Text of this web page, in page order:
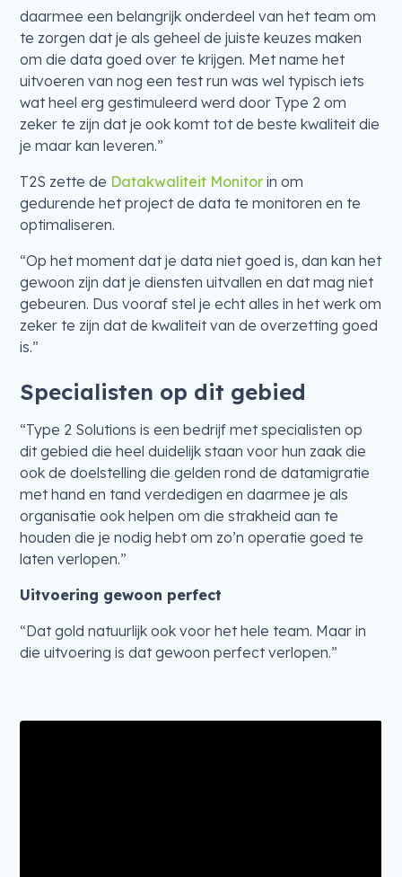
daarmee een belangrijk onderdeel van het team om
te zorgen dat je als geheel de juiste keuzes maken
om die data goed over te krijgen. Met name het
uitvoeren van nog een test run was wel typisch iets
wat heel erg gestimuleerd werd door Type 2 om
zeker te zijn dat je ook komt tot de beste kwaliteit die
je maar kan leveren.”
T2S zette de Datakwaliteit Monitor in om
gedurende het project de data te monitoren en te
optimaliseren.
“Op het moment dat je data niet goed is, dan kan het
gewoon zijn dat je diensten uitvallen en dat mag niet
gebeuren. Dus vooraf stel je echt alles in het werk om
zeker te zijn dat de kwaliteit van de overzetting goed
is.”
Specialisten op dit gebied
“Type 2 Solutions is een bedrijf met specialisten op
dit gebied die heel duidelijk staan voor hun zaak die
ook de doelstelling die gelden rond de datamigratie
met hand en tand verdedigen en daarmee je als
organisatie ook helpen om die strakheid aan te
houden die je nodig hebt om zo’n operatie goed te
laten verlopen.”
Uitvoering gewoon perfect
“Dat gold natuurlijk ook voor het hele team. Maar in
die uitvoering is dat gewoon perfect verlopen.”